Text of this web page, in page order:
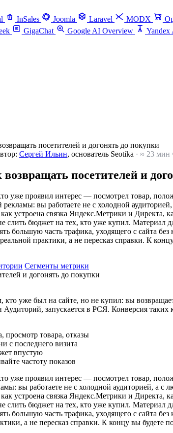
InSales Joomla Laravel MODX
GigaChat Google AI Overview Yandex
посетителей и догонять до покупки
Сергей Ильин, основатель Seotika · ≈ 23 мин
посетителей и
уже проявил интерес — посмотрел товар,
вы работаете не с холодной
устроена связка Яндекс.Метрики и Директа,
слить бюджет на тех, кто уже купил. Материал
большую часть трафика, уходящего с сайта
практики, а не пересказ справки. К
Сегменты метрики
уже был на сайте, но не купил: вы
Аудиторий, запускается в РСЯ. Конверсия
просмотр товара, отказы
с последнего визита
впустую
частоту показов
уже проявил интерес — посмотрел товар,
вы работаете не с холодной аудиторией, а
устроена связка Яндекс.Метрики и Директа,
слить бюджет на тех, кто уже купил. Материал
большую часть трафика, уходящего с сайта
а не пересказ справки. К концу вы будете